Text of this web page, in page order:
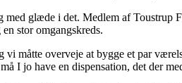
glæde i det. Medlem af
stor omgangskreds.
måtte overveje at bygge et par
I jo have en dispensation, det der